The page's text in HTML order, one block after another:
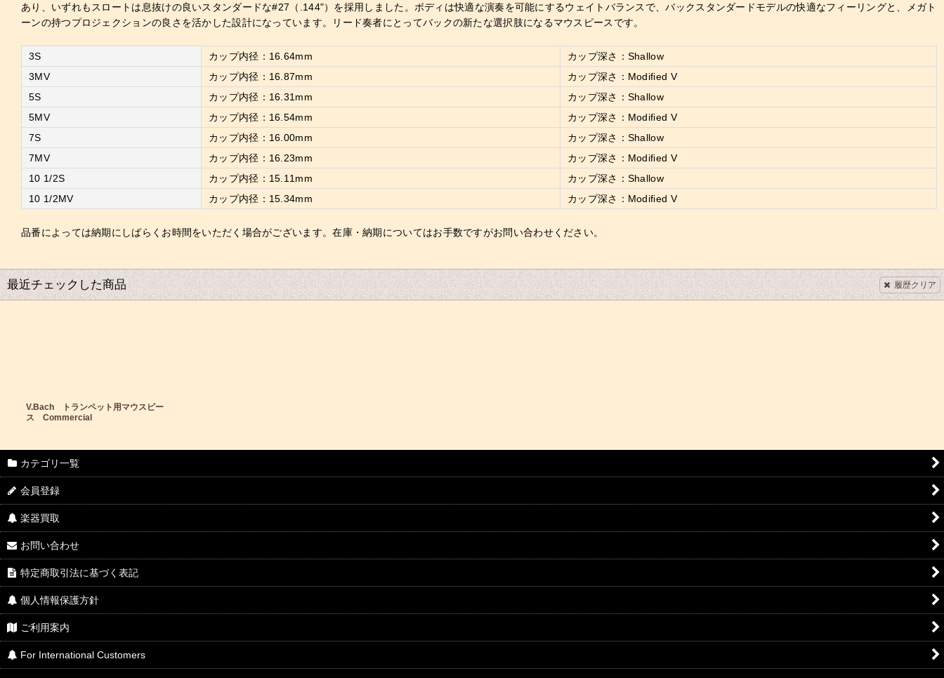
あり、いずれもスロートは息抜けの良いスタンダードな#27（.144"）を採用しました。ボディは快適な演奏を可能にするウェイトバランスで、バックスタンダードモデルの快適なフィーリングと、メガト
ーンの持つプロジェクションの良さを活かした設計になっています。リード奏者にとってバックの新たな選択肢になるマウスピースです。
3S カップ内径：16.64mm
カップ深さ：Shallow
3MV
カップ内径：16.87mm
カップ深さ：Modified V
5S
カップ内径：16.31mm
カップ深さ：Shallow
5MV
カップ内径：16.54mm
カップ深さ：Modified V
7S
カップ内径：16.00mm
カップ深さ：Shallow
7MV
カップ内径：16.23mm
カップ深さ：Modified V
10 1/2S
カップ内径：15.11mm
カップ深さ：Shallow
10 1/2MV
カップ内径：15.34mm カップ深さ：Modified V
品番によっては納期にしばらくお時間をいただく場合がございます。在庫・納期についてはお手数ですがお問い合わせください。
最近チェックした商品 履歴クリア
V.Bach トランペット用マウスピー
ス Commercial
カテゴリ一覧
会員登録
楽器買取
お問い合わせ
特定商取引法に基づく表記
個人情報保護方針
ご利用案内
For International Customers